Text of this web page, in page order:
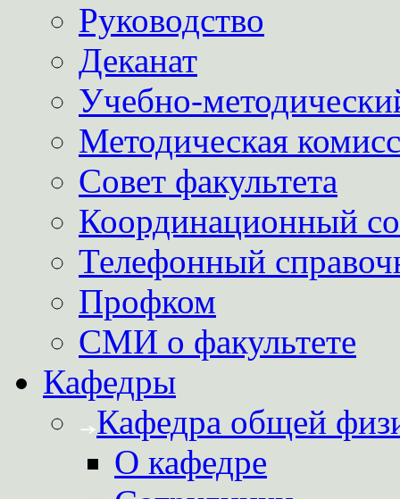
Руководство
Деканат
Учебно-
Методическая
Совет факультета
Координационный
Телефонный
Профком
СМИ о факультете
Кафедры
Кафедра общей
О кафедре